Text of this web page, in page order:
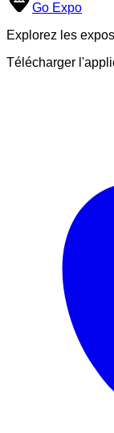
Go Expo
Explorez les
Télécharger